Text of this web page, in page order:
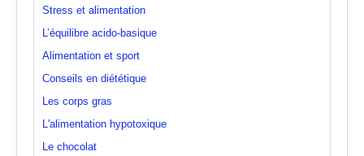
Stress et alimentation
L’équilibre acido-basique
Alimentation et sport
Conseils en diététique
Les corps gras
L'alimentation hypotoxique
Le chocolat